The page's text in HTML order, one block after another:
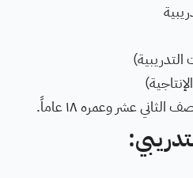
عشر وعمره ١٨ عاماً.